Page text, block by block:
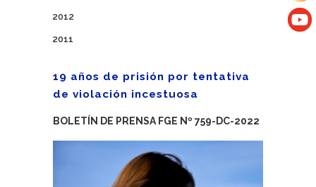
2012
2011
19 años de prisión por tentativa
de violación incestuosa
BOLETÍN DE PRENSA FGE Nº 759-DC-2022